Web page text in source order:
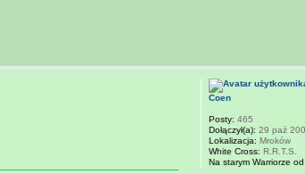
Coen
Posty: 465
Dołączył(a): 29 paź
Lokalizacja: Mroków
White Cross: R.R.T.S.
Na starym Warriorze od: